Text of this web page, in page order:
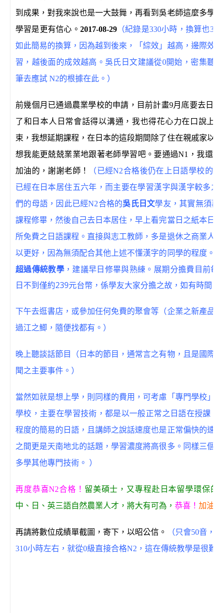
到成果，對我來說也是一大鼓舞，再看到吳老師這麼多學
學習是更有信心。 2017-08-29（紀錄是330小時，換算也
如此簡易的換算，因為越到後來，「綜效」越高，邊際效
習，越後面的成效越高。吳氏日文建議從0開始，密集聽
筆去應試 N2的根據在此。）
前幾個月已通過農業學校的申請，目前計畫9月底要去日
了和日本人日常會話得以溝通，我也得花心力在口說上
束，我想延期課程，在日本的這段期間除了住在親戚家以
想我能更兢兢業業地跟著老師學習吧。要通過N1，我還
加油的，謝謝老師！
（已經N2合格後仍在上日語學校的
已經在日本居住五六年，而主要在學習漢字與漢字較多之
們的母語，因此已經N2合格的吳氏日文學友，其實無須再
課程修畢，然後自己去日本居住，早上看完當日之紙本日
所免費之日語課程。直接與志工教師，多是退休之商業人
以更好，因為無須配合其他上述不懂漢字的同學的程度。
超過傳統教學 ，建議早日修畢與熟練。展期分擔費目前
日不到僅約239元台幣，係學友大家分擔之故，如有時間
下午去逛書店，或參加任何免費的聚會等（企業之新產品
過江之鯽，隨便找都有。）
晚上聽談話節目（日本的節目，通常言之有物，且是國際
聞之主要事件。）
當然如就是想上學，則同樣的費用，可考慮「專門學校」
學校，主要在學習技術，都是以一般正常之日語在授課，
程度的簡易的日語，且講師之說話速度也是正常偏快的速
之間更是天南地北的話題，學習濃度將高很多。同樣三個
多學其他專門技術。 ）
再度恭喜N2合格！ 留美碩士，又專程赴日本留學環保的
中、日、英三語自然農業人才，將大有可為， 恭喜！ 加油！
再請將數位成績單截圖，寄下，以昭公信。
（只會50音，
310小時左右，就從0級直接合格N2，這在傳統教學是很難